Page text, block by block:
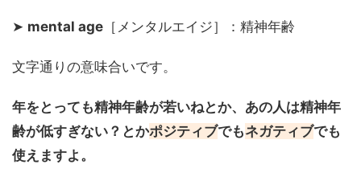
➤ mental age ［メンタルエイジ］：精神年齢
文字通りの意味合いです。
年をとっても精神年齢が若いねとか、あの人は精神年
齢が低すぎない？とかポジティブでもネガティブでも
使えますよ。